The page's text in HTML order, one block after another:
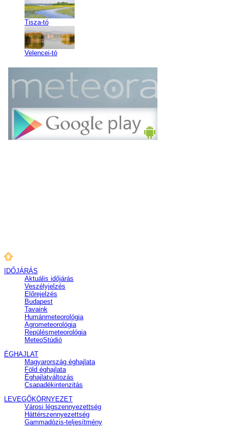
Tisza-tó
Velencei-tó
IDŐJÁRÁS
Aktuális időjárás
Veszélyjelzés
Előrejelzés
Budapest
Tavaink
Humánmeteorológia
Agrometeorológia
Repülésmeteorológia
MeteoStúdió
ÉGHAJLAT
Magyarország éghajlata
Föld éghajlata
Éghajlatváltozás
Csapadékintenzitás
LEVEGŐKÖRNYEZET
Városi légszennyezettség
Háttérszennyezettség
Gammadózis-teljesítmény